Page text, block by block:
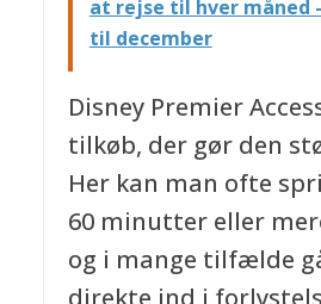
at rejse til hver måned
til december
Disney Premier
tilkøb, der gør den
Her kan man ofte
60 minutter eller
og i mange tilfælde
direkte ind i